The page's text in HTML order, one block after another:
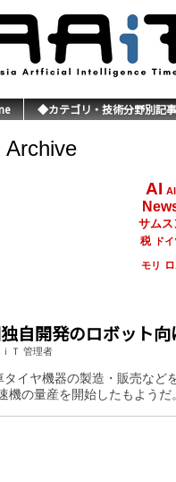
◆カテゴリ・技術分野別記
Archive
AI
サムス
税
ド
モリ
自開発のロボット
Ｔ 管理者
タイヤ機器の製造・販売など
機の量産を開始したもよう